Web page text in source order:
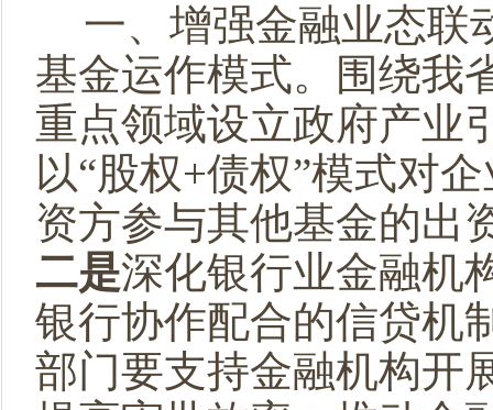
一、增强金融业态联
基金运作模式。
围绕我
重点领域设立政府产业
以“股权+债权”模式对
资方参与其他基金的出
二是深化银行业金融机
银行协作配合的信贷机
部门要支持金融机构开